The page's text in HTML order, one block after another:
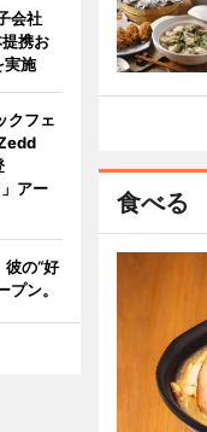
食べる
会社
携お
実施
クフェ
アー
の“好
ン。